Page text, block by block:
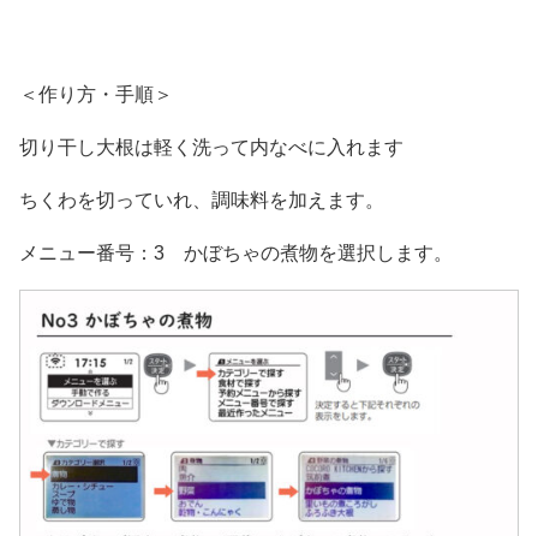
＜作り方・手順＞
切り干し大根は軽く洗って内なべに入れます
ちくわを切っていれ、調味料を加えます。
メニュー番号：3 かぼちゃの煮物を選択します。